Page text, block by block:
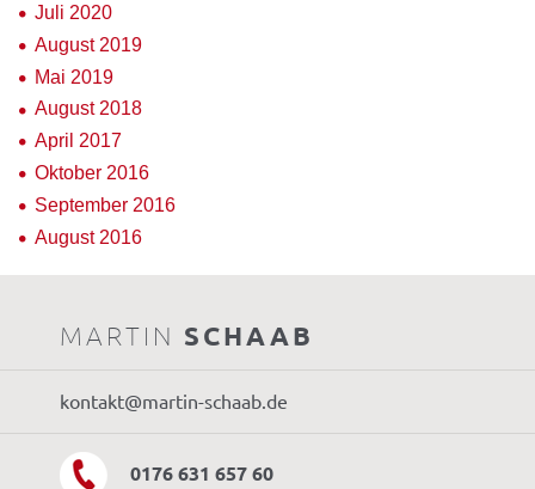
Juli 2020
August 2019
Mai 2019
August 2018
April 2017
Oktober 2016
September 2016
August 2016
MARTIN SCHAAB
kontakt@martin-schaab.de
0176 631 657 60